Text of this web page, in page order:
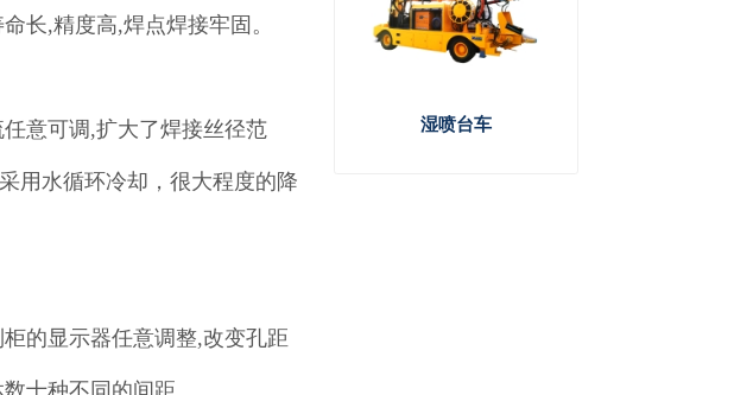
长,精度高,焊点焊接牢固。
意可调,扩大了焊接丝径范
用水循环冷却，很大程度的降
的显示器任意调整,改变孔距
湿喷台车